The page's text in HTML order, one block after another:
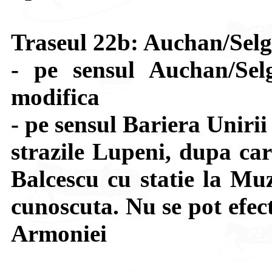
Traseul 22b: Auchan/
- pe sensul Auchan/
modifica
- pe sensul Bariera
strazile Lupeni, dupa
Balcescu cu statie la
cunoscuta. Nu se pot
Armoniei